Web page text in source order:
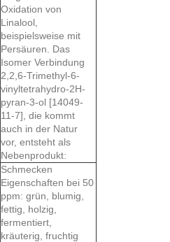
Oxidation von
Linalool,
beispielsweise mit
Persäuren. Das
Isomer Verbindung
2,2,6-Trimethyl-6-
vinyltetrahydro-2H-
pyran-3-ol [14049-
11-7], die kommt
auch in der Natur
vor, entsteht als
Nebenprodukt:
Schmecken
Eigenschaften bei 50
ppm: grün, blumig,
fettig, holzig,
fermentiert,
kräuterig, fruchtig